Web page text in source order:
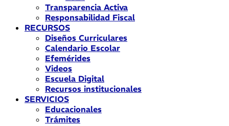
Transparencia Activa
Responsabilidad Fiscal
RECURSOS
Diseños Curriculares
Calendario Escolar
Efemérides
Videos
Escuela Digital
Recursos institucionales
SERVICIOS
Educacionales
Trámites